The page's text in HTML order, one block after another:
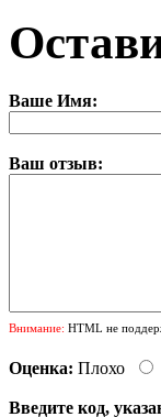
Ваше Имя:
Ваш отзыв:
Внимание: HTML не
Оценка: Плохо
Введите код,